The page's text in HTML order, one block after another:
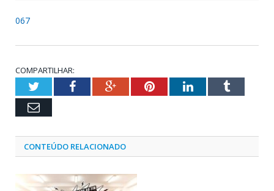
067
COMPARTILHAR:
TwitterFacebookGoogle+PinterestLinkedInTumblr
Email
CONTEÚDO RELACIONADO